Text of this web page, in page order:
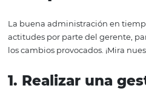
en las acciones pensadas o
que, durante la
equipo de empleados,
crítica y analítica para
crisis.